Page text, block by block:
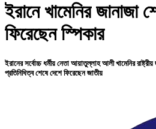
ইরানে খামেনির জানাজা
ফিরেছেন স্পিকার
ইরানের সর্বোচ্চ ধর্মীয় নেতা আয়াতুল্লাহ আলী খামেনির
প্রতিনিধিত্ব শেষে দেশে ফিরেছেন জাতীয়